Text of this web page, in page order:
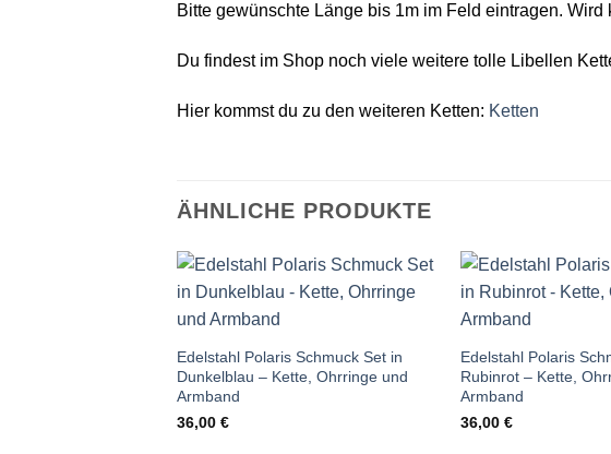
Bitte gewünschte Länge bis 1m im Feld eintragen.
Du findest im Shop noch viele weitere tolle Libellen
Hier kommst du zu den weiteren Ketten: Ketten
ÄHNLICHE PRODUKTE
Edelstahl Polaris Schmuck Set in
Dunkelblau – Kette, Ohrringe und
Armband
36,00 €
Edelstahl Polaris
Rubinrot – Kette,
Armband
36,00 €